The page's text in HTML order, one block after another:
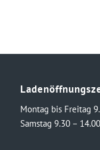
Montag bis Freitag
Samstag 9.30 –